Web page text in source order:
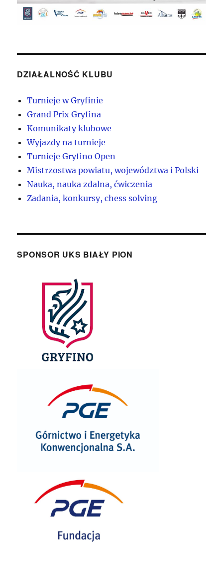
DZIAŁALNOŚĆ KLUBU
Turnieje w Gryfinie
Grand Prix Gryfina
Komunikaty klubowe
Wyjazdy na turnieje
Turnieje Gryfino Open
Mistrzostwa powiatu, województwa i Polski
Nauka, nauka zdalna, ćwiczenia
Zadania, konkursy, chess solving
SPONSOR UKS BIAŁY PION